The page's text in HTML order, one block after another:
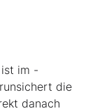
ist im
die
danach